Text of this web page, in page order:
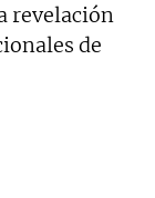
revelación
de